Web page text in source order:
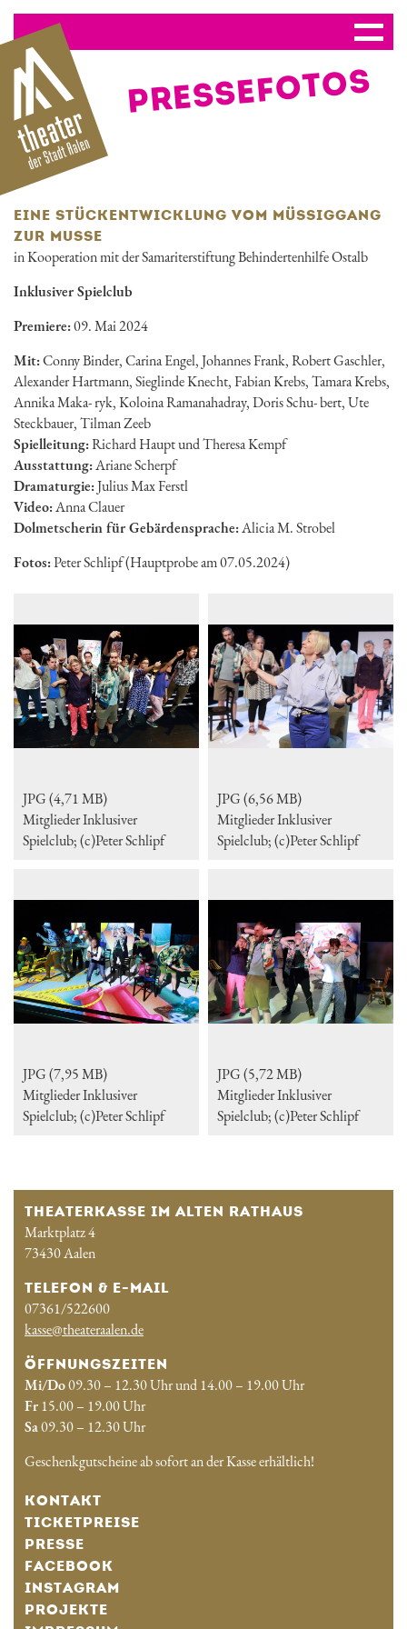
PRESSE­FOTOS
EINE STÜCKENTWICKLUNG VOM MÜSSIGGANG Z
UR MUSSE
in Kooperation mit der Samariterstiftung Behindertenhilfe Ostalb
Inklusiver Spielclub
Premiere:09. Mai 2024
Mit:Conny Binder, Carina Engel, Johannes Frank, Robert Gaschler,
Alexander Hartmann, Sieglinde Knecht, Fabian Krebs, Tamara Krebs,
Annika Maka- ryk, Koloina Ramanahadray, Doris Schu- bert, Ute
Steckbauer, Tilman Zeeb
Spielleitung:Richard Haupt und Theresa Kempf
Ausstattung:Ariane Scherpf
Dramaturgie:Julius Max Ferstl
Video:Anna Clauer
Dolmetscherin für Gebärdensprache:Alicia M. Strobel
Fotos:Peter Schlipf (Hauptprobe am 07.05.2024)
JPG (4,71 MB)
Mitglieder Inklusiver
Spielclub; (c)Peter Schlipf
JPG (6,56 MB)
Mitglieder Inklusiver
Spielclub; (c)Peter Schlipf
JPG (7,95 MB)
Mitglieder Inklusiver
Spielclub; (c)Peter Schlipf
JPG (5,72 MB)
Mitglieder Inklusiver
Spielclub; (c)Peter Schlipf
THEATERKASSE IM ALTEN RATHAUS
Marktplatz 4
73430 Aalen
TELEFON & E-MAIL
07361/522600
kasse@theateraalen.de
ÖFFNUNGSZEITEN
Mi/Do09.30 – 12.30 Uhr und 14.00 – 19.00 Uhr
Fr15.00 – 19.00 Uhr
Sa09.30 – 12.30 Uhr
Geschenkgutscheine ab sofort an der Kasse erhältlich!
KONTAKT
TICKETPREISE
PRESSE
FACEBOOK
INSTAGRAM
PROJEKTE